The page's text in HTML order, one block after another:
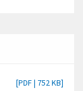
[PDF | 752 KB]